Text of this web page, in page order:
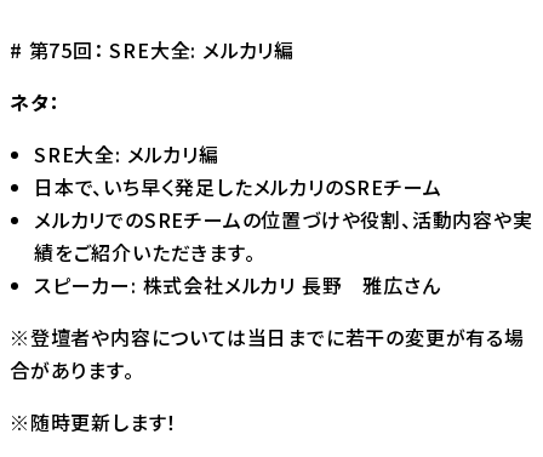
# 第75回： SRE大全: メルカリ編
ネタ：
SRE大全: メルカリ編
日本で、いち早く発足したメルカリのSREチーム
メルカリでのSREチームの位置づけや役割、活動内容や実
績をご紹介いただきます。
スピーカー: 株式会社メルカリ 長野 雅広さん
※登壇者や内容については当日までに若干の変更が有る場
合があります。
※随時更新します！